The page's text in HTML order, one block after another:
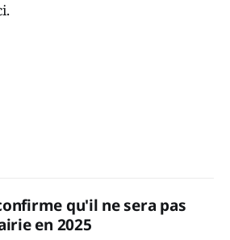
qu'il ne sera pas
en 2025